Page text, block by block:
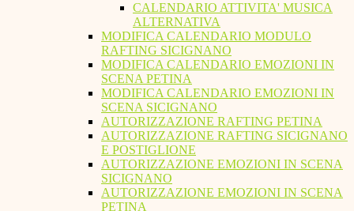
CALENDARIO ATTIVITA' MUSICA
ALTERNATIVA
MODIFICA CALENDARIO MODULO
RAFTING SICIGNANO
MODIFICA CALENDARIO EMOZIONI IN
SCENA PETINA
MODIFICA CALENDARIO EMOZIONI IN
SCENA SICIGNANO
AUTORIZZAZIONE RAFTING PETINA
AUTORIZZAZIONE RAFTING SICIGNANO
E POSTIGLIONE
AUTORIZZAZIONE EMOZIONI IN SCENA
SICIGNANO
AUTORIZZAZIONE EMOZIONI IN SCENA
PETINA